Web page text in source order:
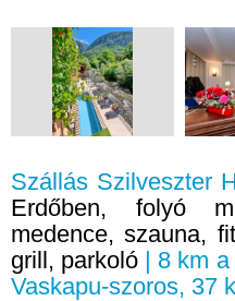
Szállás Szilveszter
Erdőben, folyó
medence, szauna,
grill, parkoló | 8 km
Vaskapu-szoros, 37